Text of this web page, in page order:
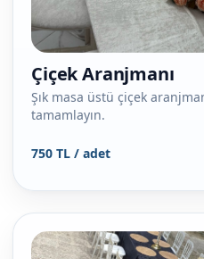
Çiçek Aranjmanı
Şık masa üstü çiçek
tamamlayın.
750 TL / adet